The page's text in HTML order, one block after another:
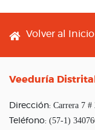
Footer menu
Volver al Inicio
Veeduría Distrital
Dirección: Carrera 7 #
Teléfono: (57-1)